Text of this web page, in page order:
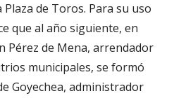
de Toros. Para su uso
que al año siguiente, en
Pérez de Mena, arrendador
municipales, se formó
Goyechea, administrador